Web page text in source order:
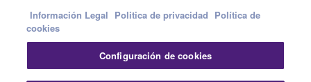
Contacte con nosotrosTerminos de uso
Politica de privacidadPolítica de cookies
Información Legal Politica de privacidad Política de
cookies
Configuración de cookies